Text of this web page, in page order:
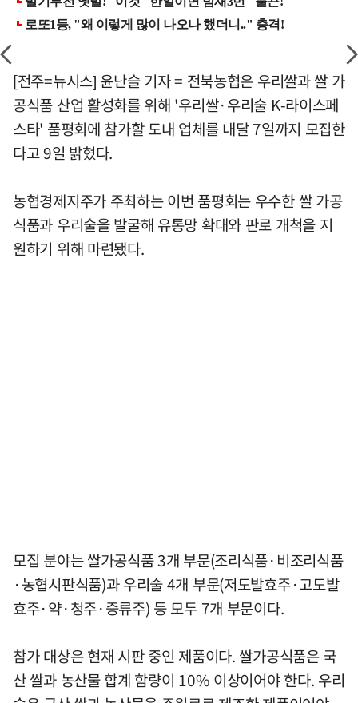
[전주=뉴시스] 윤난슬 기자 = 전북농협은 우리쌀과 쌀 가
공식품 산업 활성화를 위해 '우리쌀·우리술 K-라이스페
스타' 품평회에 참가할 도내 업체를 내달 7일까지 모집한
다고 9일 밝혔다.
농협경제지주가 주최하는 이번 품평회는 우수한 쌀 가공
식품과 우리술을 발굴해 유통망 확대와 판로 개척을 지
원하기 위해 마련됐다.
모집 분야는 쌀가공식품 3개 부문(조리식품·비조리식품
·농협시판식품)과 우리술 4개 부문(저도발효주·고도발
효주·약·청주·증류주) 등 모두 7개 부문이다.
참가 대상은 현재 시판 중인 제품이다. 쌀가공식품은 국
산 쌀과 농산물 합계 함량이 10% 이상이어야 한다. 우리